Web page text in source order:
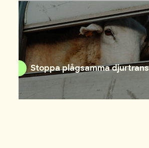
Stoppa plågsamma